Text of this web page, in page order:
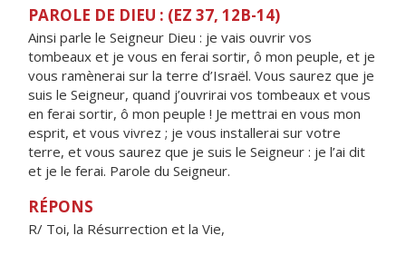
PAROLE DE DIEU : (EZ 37, 12B-14)
Ainsi parle le Seigneur Dieu : je vais ouvrir vos
tombeaux et je vous en ferai sortir, ô mon peuple, et je
vous ramènerai sur la terre d’Israël. Vous saurez que je
suis le Seigneur, quand j’ouvrirai vos tombeaux et vous
en ferai sortir, ô mon peuple ! Je mettrai en vous mon
esprit, et vous vivrez ; je vous installerai sur votre
terre, et vous saurez que je suis le Seigneur : je l’ai dit
et je le ferai. Parole du Seigneur.
RÉPONS
R/ Toi, la Résurrection et la Vie,